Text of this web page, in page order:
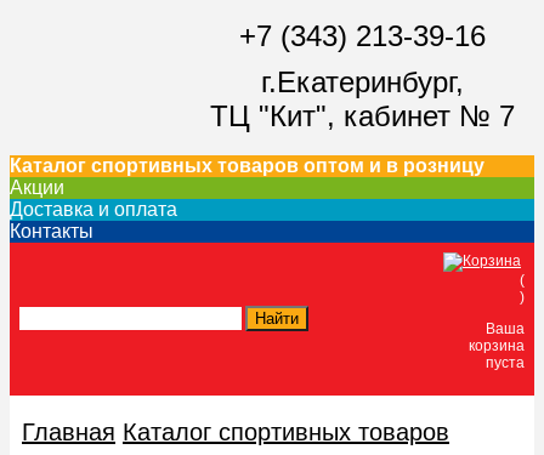
+7 (343) 213-39-16
г.Екатеринбург,
ТЦ "Кит", кабинет № 7
Каталог спортивных товаров оптом и в розницу
Акции
Доставка и оплата
Контакты
(
)
Ваша
корзина
пуста
Главная Каталог спортивных товаров